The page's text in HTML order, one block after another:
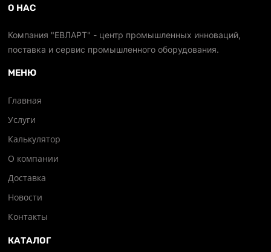
О НАС
Компания "ЕВЛАРТ" - центр промышленных инноваций,
поставка и сервис промышленного оборудования.
МЕНЮ
Главная
Услуги
Калькулятор
О компании
Доставка
Новости
Контакты
КАТАЛОГ